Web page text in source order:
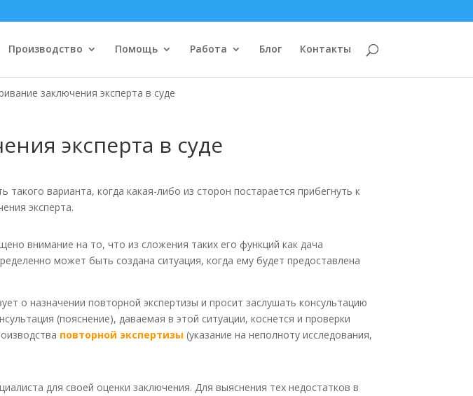
Производство Помощь Работа Блог Контакты
заключения эксперта в суде
эксперта в суде
такого варианта, когда какая-либо из сторон постарается прибегнуть к
эксперта.
внимание на то, что из сложения таких его функций как дача
может быть создана ситуация, когда ему будет предоставлена
о назначении повторной экспертизы и просит заслушать консультацию
(пояснение), даваемая в этой ситуации, коснется и проверки
повторной экспертизы (указание на неполноту исследования,
для своей оценки заключения. Для выяснения тех недостатков в